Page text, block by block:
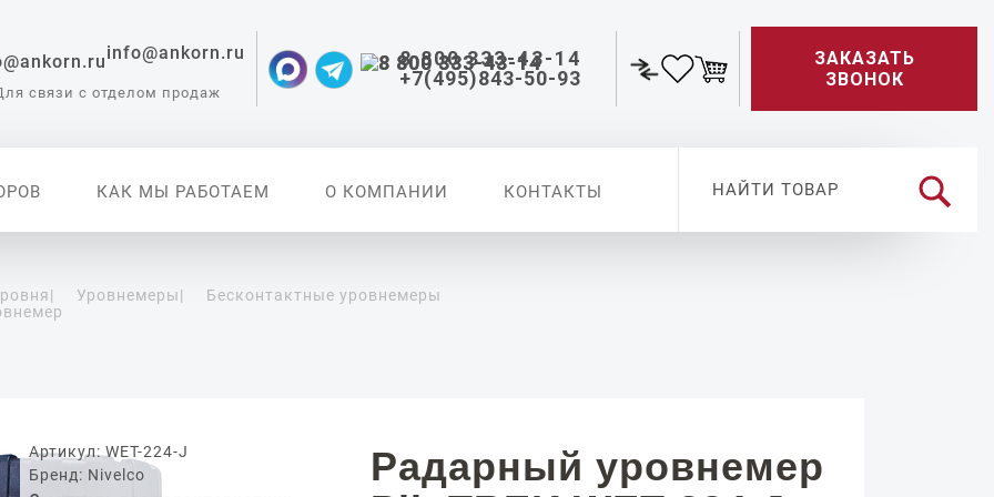
info@ankorn.ru
связи с отделом продаж
8 800 333-43-14
+7(495)843-50-93
ЗАКАЗАТЬ
ЗВОНОК
КАК МЫ РАБОТАЕМ О КОМПАНИИ КОНТАКТЫ
для
| Уровнемеры|
Бесконтактные уровнемеры
Артикул: WET-224-J
Бренд: Nivelco
Радарный уровнемер